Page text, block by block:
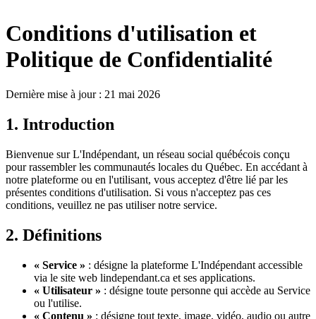
Conditions d'utilisation et
Politique de Confidentialité
Dernière mise à jour : 21 mai 2026
1. Introduction
Bienvenue sur L'Indépendant, un réseau social québécois conçu
pour rassembler les communautés locales du Québec. En accédant à
notre plateforme ou en l'utilisant, vous acceptez d'être lié par les
présentes conditions d'utilisation. Si vous n'acceptez pas ces
conditions, veuillez ne pas utiliser notre service.
2. Définitions
« Service » : désigne la plateforme L'Indépendant accessible
via le site web lindependant.ca et ses applications.
« Utilisateur » : désigne toute personne qui accède au Service
ou l'utilise.
« Contenu » : désigne tout texte, image, vidéo, audio ou autre